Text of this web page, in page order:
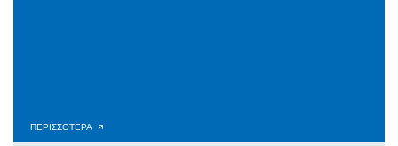
ΠΕΡΙΣΣΟΤΕΡΑ 🡭